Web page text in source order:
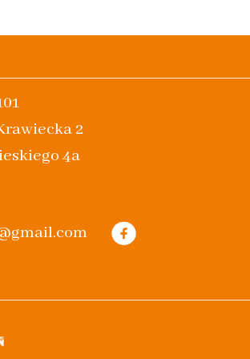
2
4a